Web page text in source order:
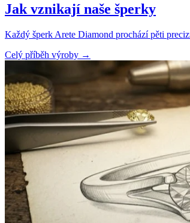
Jak vznikají naše šperky
Každý šperk Arete Diamond prochází pěti
Celý příběh výroby →